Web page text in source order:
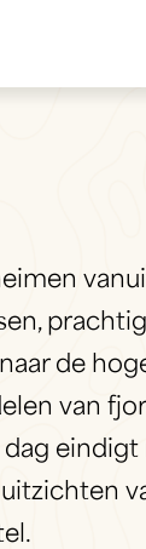
de
van